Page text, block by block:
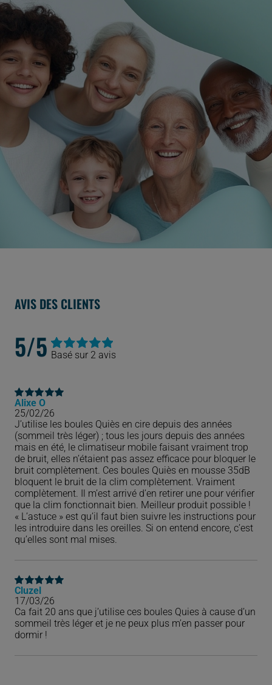
AVIS DES CLIENTS
5/5 Noté 5.00 sur
2
notations
client
Basé sur 2 avis
Note5 sur 5
Alixe O
25/02/26
J’utilise les boules Quiès en cire depuis des années
(sommeil très léger) ; tous les jours depuis des années
mais en été, le climatiseur mobile faisant vraiment trop
de bruit, elles n’étaient pas assez efficace pour bloquer le
bruit complètement. Ces boules Quiès en mousse 35dB
bloquent le bruit de la clim complètement. Vraiment
complètement. Il m’est arrivé d’en retirer une pour vérifier
que la clim fonctionnait bien. Meilleur produit possible !
« L’astuce » est qu’il faut bien suivre les instructions pour
les introduire dans les oreilles. Si on entend encore, c’est
qu’elles sont mal mises.
Note5sur 5
Cluzel
17/03/26
Ca fait 20 ans que j’utilise ces boules Quies à cause d’un
sommeil très léger et je ne peux plus m’en passer pour
dormir !